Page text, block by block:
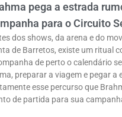
pega a estrada
para o Circuito
dos shows, da arena e do
de Barretos, existe um ritual
de perto o calendário
preparar a viagem e pegar a
esse percurso que
de partida para sua